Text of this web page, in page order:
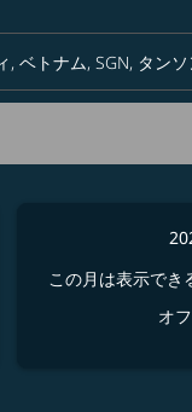
この月は表示でき
オ